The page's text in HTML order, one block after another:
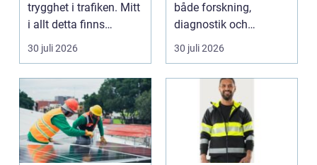
trygghet i trafiken. Mitt
i allt detta finns
riskutbild...
30 juli 2026
både forskning,
diagnostik och
veterinärmedicin. När
blod...
30 juli 2026